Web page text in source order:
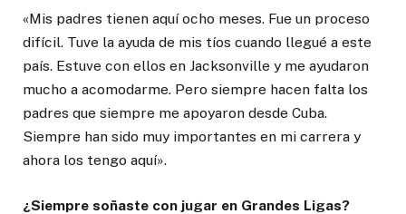
«Mis padres tienen aquí ocho meses. Fue un proceso
difícil. Tuve la ayuda de mis tíos cuando llegué a este
país. Estuve con ellos en Jacksonville y me ayudaron
mucho a acomodarme. Pero siempre hacen falta los
padres que siempre me apoyaron desde Cuba.
Siempre han sido muy importantes en mi carrera y
ahora los tengo aquí».
¿Siempre soñaste con jugar en Grandes Ligas?